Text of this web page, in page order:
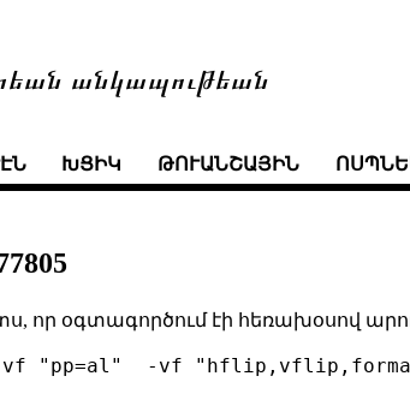
անկապութեան
ԽՑԻԿ ԹՈՒԱՆՇԱՅԻՆ
որ օգտագործում էի հեռախօսով